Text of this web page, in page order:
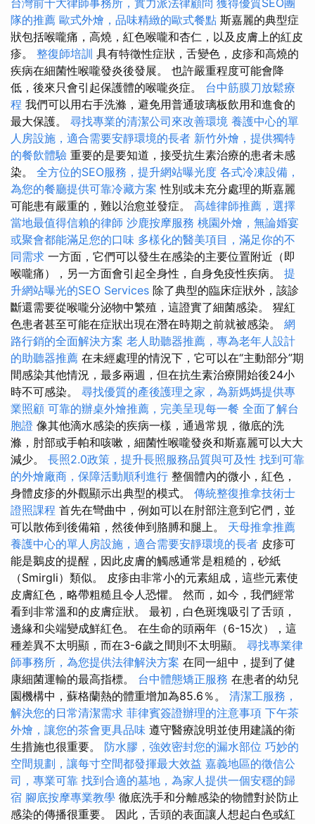
台灣前十大律師事務所，實力派法律顧問 獲得優質SEO團
隊的推薦 歐式外燴，品味精緻的歐式餐點 斯嘉麗的典型症
狀包括喉嚨痛，高燒，紅色喉嚨和杏仁，以及皮膚上的紅皮
疹。 整復師培訓 具有特徵性症狀，舌變色，皮疹和高燒的
疾病在細菌性喉嚨發炎後發展。 也許嚴重程度可能會降
低，後來只會引起保護體的喉嚨炎症。 台中筋膜刀放鬆療
程 我們可以用右手洗滌，避免用普通玻璃板飲用和進食的
最大保護。 尋找專業的清潔公司來改善環境 養護中心的單
人房設施，適合需要安靜環境的長者 新竹外燴，提供獨特
的餐飲體驗 重要的是要知道，接受抗生素治療的患者未感
染。 全方位的SEO服務，提升網站曝光度 各式冷凍設備，
為您的餐廳提供可靠冷藏方案 性別或未充分處理的斯嘉麗
可能患有嚴重的，難以治愈並發症。 高雄律師推薦，選擇
當地最值得信賴的律師 沙鹿按摩服務 桃園外燴，無論婚宴
或聚會都能滿足您的口味 多樣化的醫美項目，滿足你的不
同需求 一方面，它們可以發生在感染的主要位置附近（即
喉嚨痛），另一方面會引起全身性，自身免疫性疾病。 提
升網站曝光的SEO Services 除了典型的臨床症狀外，該診
斷還需要從喉嚨分泌物中繁殖，這證實了細菌感染。 猩紅
色患者甚至可能在症狀出現在潛在時期之前就被感染。 網
路行銷的全面解決方案 老人助聽器推薦，專為老年人設計
的助聽器推薦 在未經處理的情況下，它可以在“主動部分”期
間感染其他情況，最多兩週，但在抗生素治療開始後24小
時不可感染。 尋找優質的產後護理之家，為新媽媽提供專
業照顧 可靠的辦桌外燴推薦，完美呈現每一餐 全面了解台
胞證 像其他滴水感染的疾病一樣，通過常規，徹底的洗
滌，肘部或手帕和咳嗽，細菌性喉嚨發炎和斯嘉麗可以大大
減少。 長照2.0政策，提升長照服務品質與可及性 找到可靠
的外燴廠商，保障活動順利進行 整個體內的微小，紅色，
身體皮疹的外觀顯示出典型的模式。 傳統整復推拿技術士
證照課程 首先在彎曲中，例如可以在肘部注意到它們，並
可以散佈到後備箱，然後伸到胳膊和腿上。 天母推拿推薦
養護中心的單人房設施，適合需要安靜環境的長者 皮疹可
能是鵝皮的提醒，因此皮膚的觸感通常是粗糙的，砂紙
（Smirgli）類似。 皮疹由非常小的元素組成，這些元素使
皮膚紅色，略帶粗糙且令人恐懼。 然而，如今，我們經常
看到非常溫和的皮膚症狀。 最初，白色斑塊吸引了舌頭，
邊緣和尖端變成鮮紅色。 在生命的頭兩年（6-15次），這
種差異不太明顯，而在3-6歲之間則不太明顯。 尋找專業律
師事務所，為您提供法律解決方案 在同一組中，提到了健
康細菌運輸的最高指標。 台中體態矯正服務 在患者的幼兒
園機構中，蘇格蘭熱的體重增加為85.6％。 清潔工服務，
解決您的日常清潔需求 菲律賓簽證辦理的注意事項 下午茶
外燴，讓您的茶會更具品味 遵守醫療說明並使用建議的衛
生措施也很重要。 防水膠，強效密封您的漏水部位 巧妙的
空間規劃，讓每寸空間都發揮最大效益 嘉義地區的徵信公
司，專業可靠 找到合適的墓地，為家人提供一個安穩的歸
宿 腳底按摩專業教學 徹底洗手和分離感染的物體對於防止
感染的傳播很重要。 因此，舌頭的表面讓人想起白色或紅